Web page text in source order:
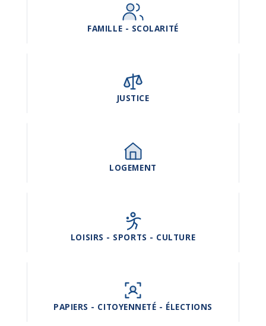
FAMILLE - SCOLARITÉ
JUSTICE
LOGEMENT
LOISIRS - SPORTS - CULTURE
PAPIERS - CITOYENNETÉ - ÉLECTIONS